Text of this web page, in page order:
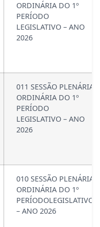
ORDINÁRIA DO 1º
PERÍODO
LEGISLATIVO – ANO
2026
011 SESSÃO PLENÁRIA
ORDINÁRIA DO 1º
PERÍODO
LEGISLATIVO – ANO
2026
010 SESSÃO PLENÁRIA
ORDINÁRIA DO 1º
PERÍODOLEGISLATIVO
– ANO 2026